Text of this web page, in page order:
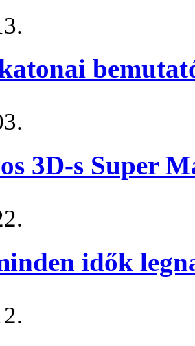
3D-s Super
idők